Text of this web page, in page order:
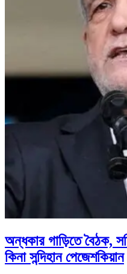
অন্ধকার গাড়িতে বৈঠক,
কিনা সন্দিহান পেজেশকিয়ান